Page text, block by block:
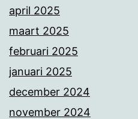
april 2025
maart 2025
februari 2025
januari 2025
december 2024
november 2024